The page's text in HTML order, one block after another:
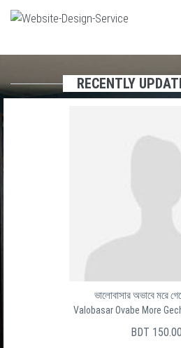
RECENTLY
Baro Ghater
বার ঘাটের শেষ
সালেক উদ্দীন